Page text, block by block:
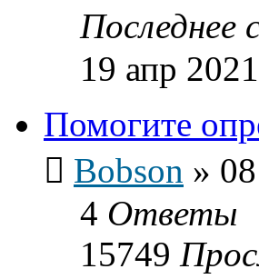
Последнее
19 апр
Помогите
Bobson »
4 Ответы
15749